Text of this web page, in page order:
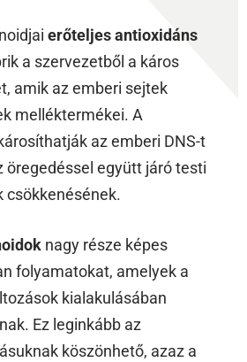
erőteljes antioxidáns
a szervezetből a káros
amik az emberi sejtek
melléktermékei. A
az emberi DNS-t
öregedéssel együtt járó testi
csökkenésének.
nagy része képes
folyamatokat, amelyek a
kialakulásában
Ez leginkább az
köszönhető, azaz a